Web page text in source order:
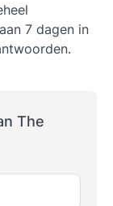
7 dagen in
The